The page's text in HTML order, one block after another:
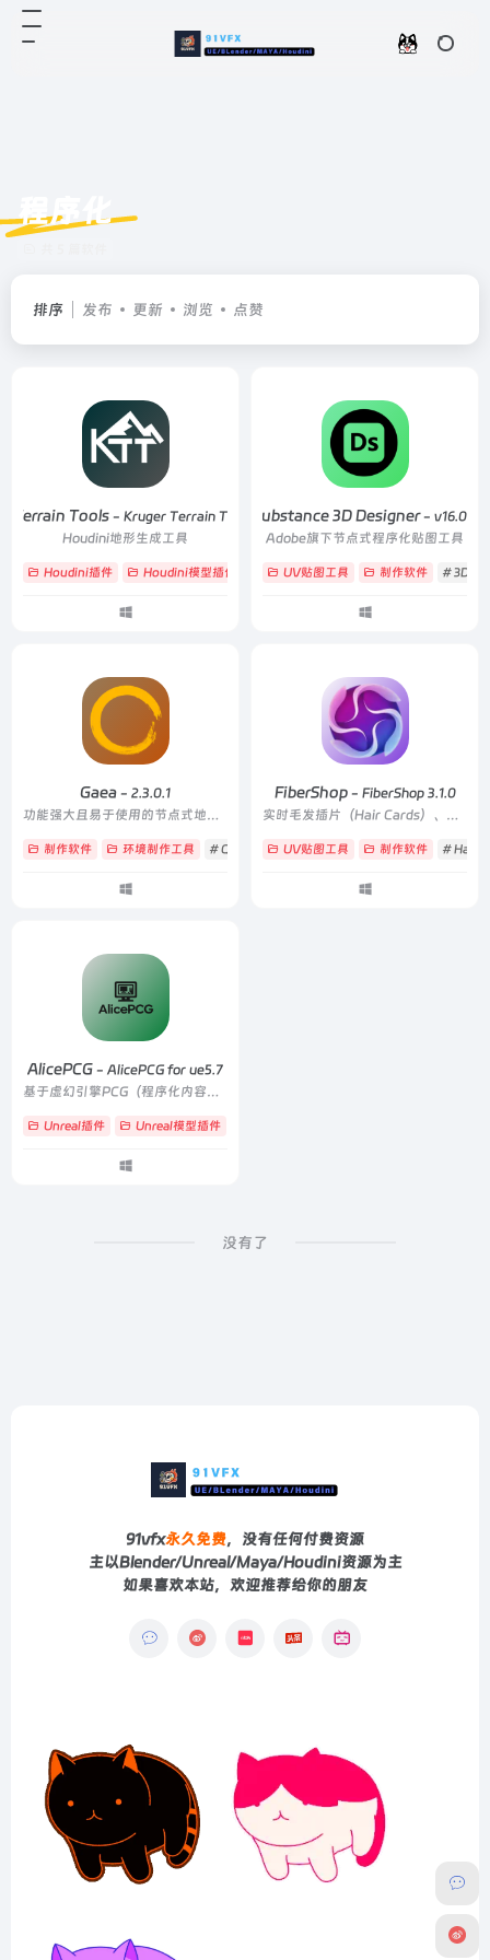
程序化
排序 发布 更新 浏览 点赞
Terrain Tools - Kruger Terrain Tools v1.08
Houdini地形生成工具
Houdini插件 Houdini模型插件 # Terrain # 山地 # 程序化
Substance 3D Designer- v16.0.3
Adobe旗下节点式程序化贴图工具
UV贴图工具 制作软件 # 3D
Gaea - 2.3.0.1
功能强大且易于使用的节点式地形创作软件
制作软件 环境制作工具 # QuadSpinner # 地形 # 程序化
FiberShop- FiberShop 3.1.0
实时毛发插片（Hair Cards）、毛皮、草丝、织物纤维等基于发丝的纹理与面片资产
UV贴图工具 制作软件 # Hair
AlicePCG - AlicePCG for ue5.7
基于虚幻引擎PCG（程序化内容生成） 系统开发的层级化内容生成插件
Unreal插件 Unreal模型插件
没有了
91vfx永久免费，没有任何付费资源
主以Blender/Unreal/Maya/Houdini资源为主
如果喜欢本站，欢迎推荐给你的朋友